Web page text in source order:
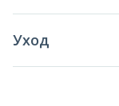
Мист
Уход